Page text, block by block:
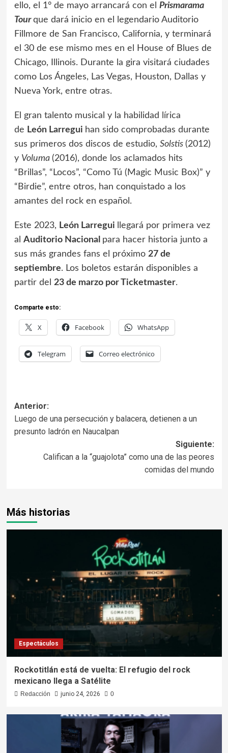
ello, el 1° de mayo arrancará con el Prismarama
Tourque dará inicio en el legendario Auditorio
Fillmore de San Francisco, California, y terminará
el 30 de ese mismo mes en el House of Blues de
Chicago, Illinois. Durante la gira visitará ciudades
como Los Ángeles, Las Vegas, Houston, Dallas y
Nueva York, entre otras.
El gran talento musical y la habilidad lírica
de León Larregui han sido comprobadas durante
sus primeros dos discos de estudio, Solstis (2012)
y Voluma (2016), donde los aclamados hits
“Brillas”, “Locos”, “Como Tú (Magic Music Box)” y
“Birdie”, entre otros, han conquistado a los
amantes del rock en español.
Este 2023, León Larregui
llegará por primera vez
al Auditorio Nacional para hacer historia junto a
sus más grandes fans el próximo 27 de
septiembre. Los boletos estarán disponibles a
partir del 23 de marzo por Ticketmaster.
Comparte esto:
X Facebook WhatsApp
Telegram Correo electrónico
Anterior:
Luego de una persecución y balacera, detienen a un
presunto ladrón en Naucalpan
Siguiente:
Califican a la “guajolota” como una de las peores
comidas del mundo
Más historias
Espectáculos
Rockotitlán está de vuelta: El refugio del rock
mexicano llega a Satélite
Redacción junio 24, 2026 0